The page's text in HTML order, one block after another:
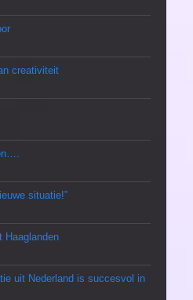
creativiteit
situatie!”
Haaglanden
uit Nederland is succesvol in